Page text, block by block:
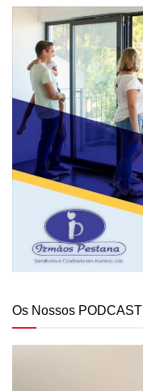
Os Nossos PODCAST